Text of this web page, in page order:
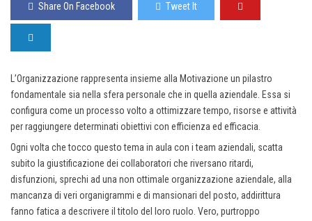
Share On Facebook Tweet It
L’Organizzazione rappresenta insieme alla Motivazione un pilastro
fondamentale sia nella sfera personale che in quella aziendale. Essa si
configura come un processo volto a ottimizzare tempo, risorse e attività
per raggiungere determinati obiettivi con efficienza ed efficacia.
Ogni volta che tocco questo tema in aula con i team aziendali, scatta
subito la giustificazione dei collaboratori che riversano ritardi,
disfunzioni, sprechi ad una non ottimale organizzazione aziendale, alla
mancanza di veri organigrammi e di mansionari del posto, addirittura
fanno fatica a descrivere il titolo del loro ruolo. Vero, purtroppo